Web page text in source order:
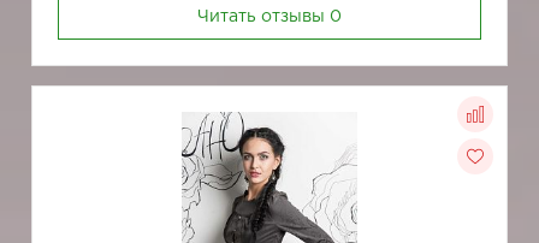
Читать отзывы 0